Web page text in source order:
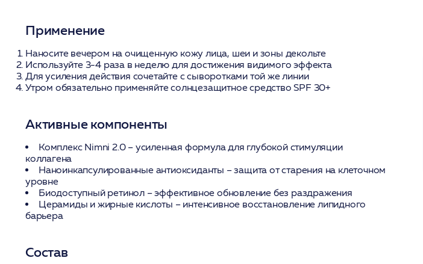
Применение
Наносите вечером на очищенную кожу лица, шеи и зоны декольте
Используйте 3-4 раза в неделю для достижения видимого эффекта
Для усиления действия сочетайте с сыворотками той же линии
Утром обязательно применяйте солнцезащитное средство SPF 30+
Активные компоненты
Комплекс Nimni 2.0– усиленная формула для глубокой стимуляции
коллагена
Наноинкапсулированные антиоксиданты – защита от старения на клеточном
уровне
Биодоступный ретинол – эффективное обновление без раздражения
Церамиды и жирные кислоты – интенсивное восстановление липидного
барьера
Состав